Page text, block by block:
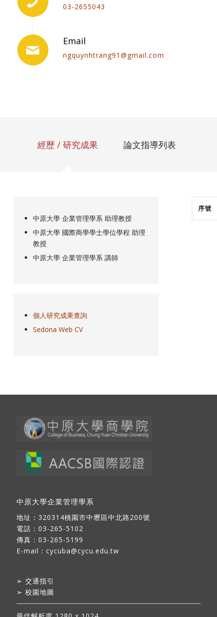
03-2655043
Email
ngquynhtrang91@gmail.com
經歷 / 研究成果 論文指導列表
中原大學 企業管理學系 助理教授
中原大學 國際商學學士學位學程 助理
教授
中原大學 企業管理學系 講師
個人研究成果查詢
Sedona Web CV
序號
中原大學企業管理學系
地址： 320314桃園市中壢區中北路200號
電話：03-265-5102
傳真：03-265-5199
E-mail： cycuba@cycu.edu.tw
➢ 交通指引
➢ 校園地圖